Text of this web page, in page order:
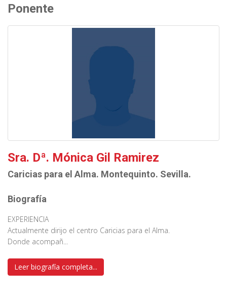
Ponente
Sra. Dª. Mónica Gil Ramirez
Caricias para el Alma. Montequinto. Sevilla.
Biografía
EXPERIENCIA
Actualmente dirijo el centro Caricias para el Alma.
Donde acompañ...
Leer biografía completa...